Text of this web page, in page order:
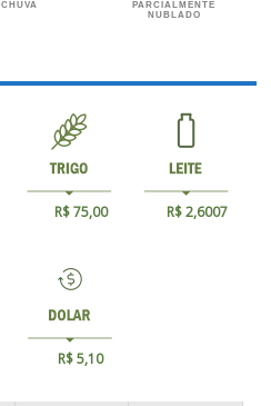
CHUVA
PARCIALMENTE
NUBLADO
R$ 75,00 R$ 2,6007
R$ 5,10